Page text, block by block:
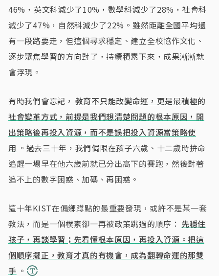
46%，英文科減少了10%，數學科減少了28%，社會科
減少了47%，自然科減少了22%。雖然距離全國平均還
有一段路要走，但這個尋求穩定、建立全校協作文化、
逐步聚焦學習的方向對了，持續積累下來，成果漸漸就
會浮現。
有時我們會忘記， 教育不只能改變命運，更是最積極的
社會變革方式，前提是我們想清楚問題的根本原因，開
出策略後再投入資源，而不是誤把投入資源當策略使
用 。過去三十年，我們侷限在孩子六歲、十二歲時拚命
追趕一場早在他六歲前就已分出高下的賽跑，然後對著
追不上的數字困惑、加碼、再困惑。
這十年KIST在偏鄉蹲點的最重要發現，或許不是某一套
教法，而是一個樸素卻一再被政策跳過的順序： 先穩住
孩子，再談學習；先看懂根本原因，再投入資源。把這
個順序擺正，教育才真的有機會，成為翻轉命運的那雙
手 。